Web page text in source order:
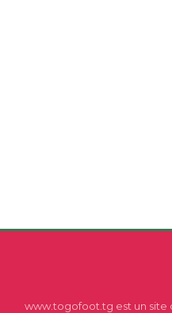
www.togofoot.tg est un site